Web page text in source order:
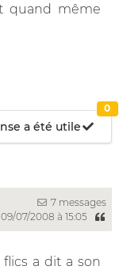
quand même
a été utile
0
7 messages
07/2008 à 15:05
a dit a son